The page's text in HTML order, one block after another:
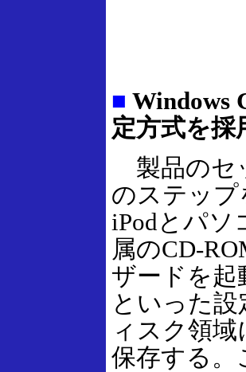
■ Windows
定方式を採
製品のセ
のステップ
iPodとパソ
属のCD-
ザードを起
といった
ィスク領
保存する。